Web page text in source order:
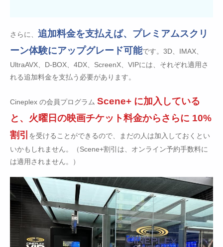
さらに、 追加料金を支払えば、プレミアムスクリ
ーン体験にアップグレード可能です。3D、IMAX、
UltraAVX、D-BOX、4DX、ScreenX、VIPには、それぞれ適用さ
れる追加料金を支払う必要があります。
Cineplex の会員プログラム Scene+ に加入している
と、火曜日の映画チケット料金からさらに 10%
割引 を受けることができるので、まだの人は加入しておくとい
いかもしれません。（Scene+割引は、オンライン予約手数料に
は適用されません。）